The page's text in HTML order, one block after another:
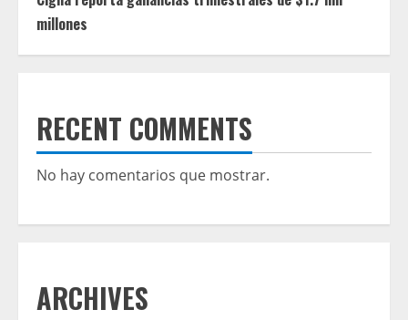
millones
RECENT COMMENTS
No hay comentarios que mostrar.
ARCHIVES